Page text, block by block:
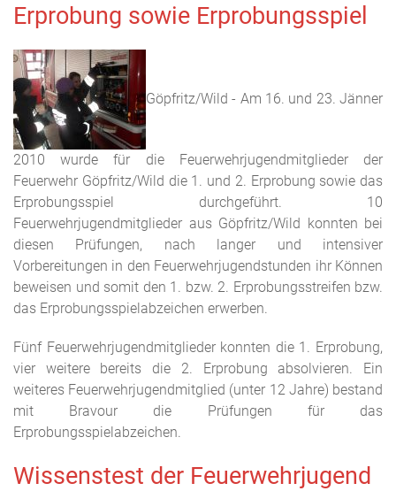
Erprobung sowie Erprobungsspiel
Göpfritz/Wild - Am 16. und 23. Jänner
2010 wurde für die Feuerwehrjugendmitglieder der
Feuerwehr Göpfritz/Wild die 1. und 2. Erprobung sowie das
Erprobungsspiel durchgeführt. 10
Feuerwehrjugendmitglieder aus Göpfritz/Wild konnten bei
diesen Prüfungen, nach langer und intensiver
Vorbereitungen in den Feuerwehrjugendstunden ihr Können
beweisen und somit den 1. bzw. 2. Erprobungsstreifen bzw.
das Erprobungsspielabzeichen erwerben.
Fünf Feuerwehrjugendmitglieder konnten die 1. Erprobung,
vier weitere bereits die 2. Erprobung absolvieren. Ein
weiteres Feuerwehrjugendmitglied (unter 12 Jahre) bestand
mit Bravour die Prüfungen für das
Erprobungsspielabzeichen.
Wissenstest der Feuerwehrjugend